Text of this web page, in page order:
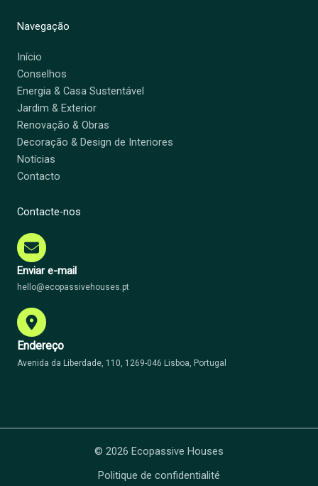
Navegação
Início
Conselhos
Energia & Casa Sustentável
Jardim & Exterior
Renovação & Obras
Decoração & Design de Interiores
Notícias
Contacto
Contacte-nos
Enviar e-mail
hello@ecopassivehouses.pt
Endereço
Avenida da Liberdade, 110, 1269-046 Lisboa, Portugal
© 2026 Ecopassive Houses
Politique de confidentialité